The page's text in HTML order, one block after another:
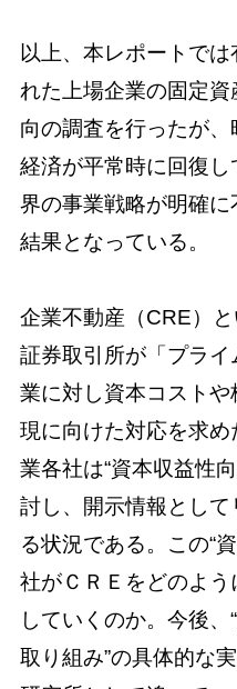
以上、本レポートで
れた上場企業の固定
向の調査を行ったが、
経済が平常時に回復
界の事業戦略が明確
結果となっている。
企業不動産（CRE）
証券取引所が「プラ
業に対し資本コスト
現に向けた対応を求
業各社は“資本収益性
討し、開示情報とし
る状況である。この“
社がＣＲＥをどのよ
していくのか。今後
取り組み”の具体的な